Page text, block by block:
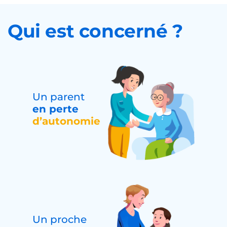
Qui est concerné ?
Un parent
en perte
d’autonomie
Un proche